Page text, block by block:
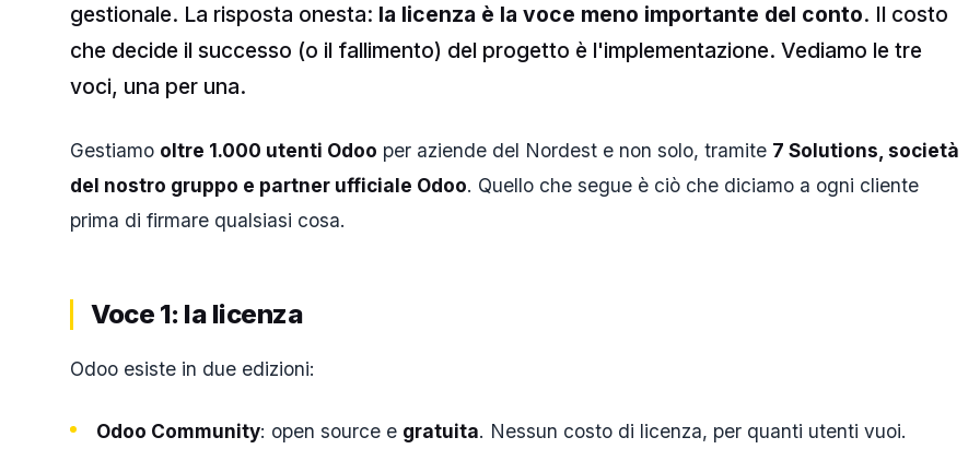
gestionale. La risposta onesta: la licenza è la voce meno importante del conto. Il costo
che decide il successo (o il fallimento) del progetto è l'implementazione. Vediamo le tre
voci, una per una.
Gestiamo oltre 1.000 utenti Odoo per aziende del Nordest e non solo, tramite 7 Solutions, società
del nostro gruppo e partner ufficiale Odoo. Quello che segue è ciò che diciamo a ogni cliente
prima di firmare qualsiasi cosa.
Voce 1: la licenza
Odoo esiste in due edizioni:
Odoo Community: open source e gratuita. Nessun costo di licenza, per quanti utenti vuoi.